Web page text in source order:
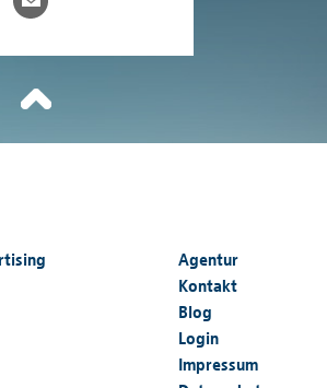
Agentur
Kontakt
Blog
Login
Impressum